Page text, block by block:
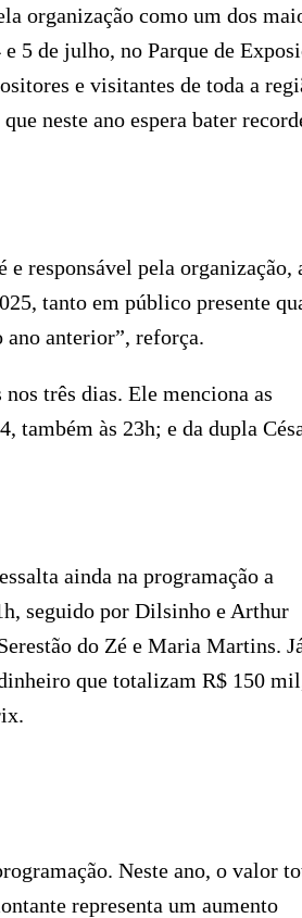
organização como um dos
5 de julho, no Parque de
e visitantes de toda a
neste ano espera bater
responsável pela organização,
tanto em público presente
ano anterior”, reforça.
três dias. Ele menciona as
também às 23h; e da dupla
ainda na programação a
seguido por Dilsinho e Arthur
do Zé e Maria Martins.
que totalizam R$ 150
Neste ano, o valor
representa um aumento